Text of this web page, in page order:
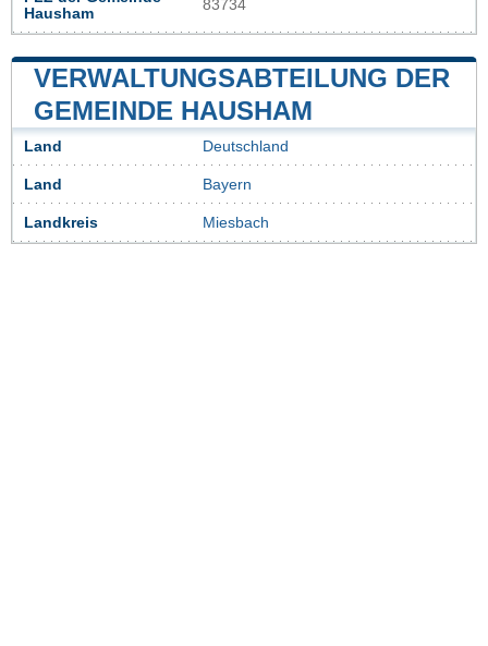
Hausham
83734
VERWALTUNGSABTEILUNG DER
GEMEINDE HAUSHAM
Land Deutschland
Land Bayern
Landkreis Miesbach